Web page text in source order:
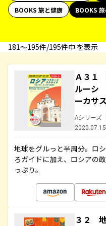
BOOKS 旅と健康
BOOKS
181〜195件/195件中 を表示
Ａ３１
ルーシ
ーカサ
Aシリーズ
地球をグルっと半周分。ロ
ろガイドに加え、ロシアの
っぷり。
３２